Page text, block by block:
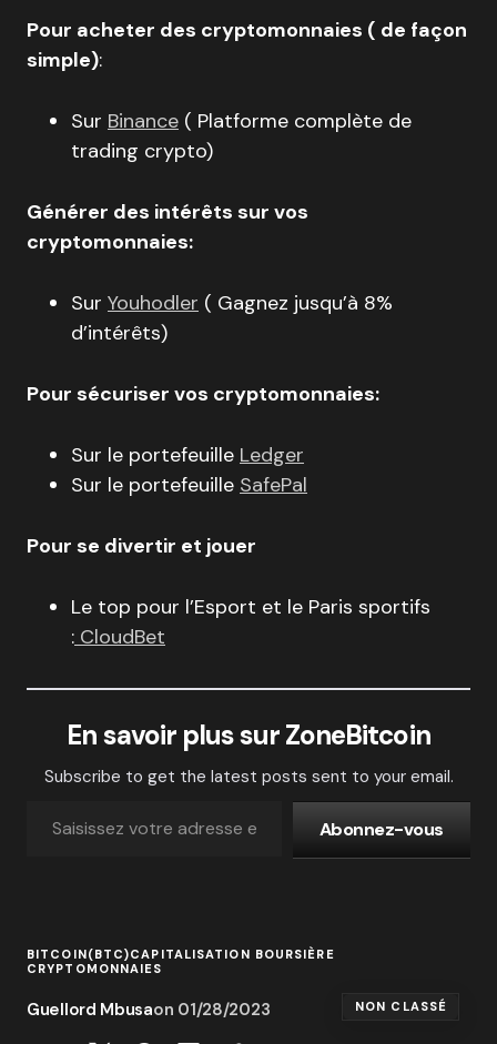
Pour acheter des cryptomonnaies ( de façon
simple):
Sur Binance ( Platforme complète de
trading crypto)
Générer des intérêts sur vos
cryptomonnaies:
Sur Youhodler ( Gagnez jusqu’à 8%
d’intérêts)
Pour sécuriser vos cryptomonnaies:
Sur le portefeuille Ledger
Sur le portefeuille SafePal
Pour se divertir et jouer
Le top pour l’Esport et le Paris sportifs
: CloudBet
En savoir plus sur ZoneBitcoin
Subscribe to get the latest posts sent to your email.
Abonnez-vous
BITCOIN(BTC)CAPITALISATION BOURSIÈRE
CRYPTOMONNAIES
Guellord Mbusaon 01/28/2023 NON CLASSÉ